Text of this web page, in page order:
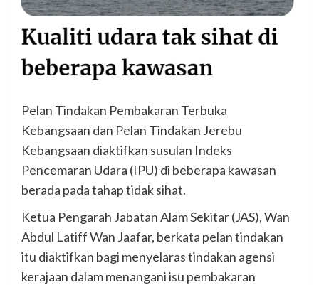
Pelan Tindakan Pembakaran Terbuka
Kebangsaan dan Pelan Tindakan Jerebu
Kebangsaan diaktifkan susulan Indeks
Pencemaran Udara (IPU) di beberapa kawasan
berada pada tahap tidak sihat.
Ketua Pengarah Jabatan Alam Sekitar (JAS), Wan
Abdul Latiff Wan Jaafar, berkata pelan tindakan
itu diaktifkan bagi menyelaras tindakan agensi
kerajaan dalam menangani isu pembakaran